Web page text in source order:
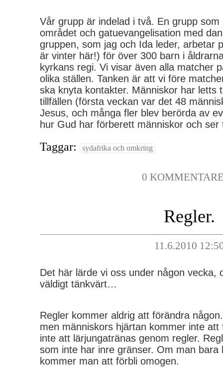
Vår grupp är indelad i två. En grupp
området och gatuevangelisation med
gruppen, som jag och Ida leder, arbetar
är vinter här!) för över 300 barn i
kyrkans regi. Vi visar även alla matcher
olika ställen. Tanken är att vi före
ska knyta kontakter. Människor har letts
tillfällen (första veckan var det 48
Jesus, och många fler blev berörda av
hur Gud har förberett människor och
Taggar: sydafrika och omkring
0
Regler.
11.6.2010
Det här lärde vi oss under någon vecka,
väldigt tänkvärt…
Regler kommer aldrig att förändra
men människors hjärtan kommer inte
inte att lärjungatränas genom regler.
som inte har inre gränser. Om man bara
kommer man att förbli omogen.